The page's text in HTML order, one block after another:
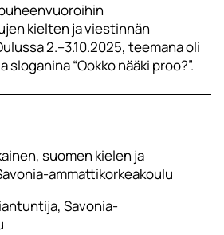
kielten ja viestinnän
2.–3.10.2025, teemana oli
“Ookko nääki proo?”.
suomen kielen ja
ammattikorkeakoulu
Savonia-